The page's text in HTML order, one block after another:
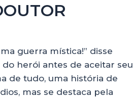
guerra mística!” disse
herói antes de aceitar seu
de tudo, uma história de
mas se destaca pela